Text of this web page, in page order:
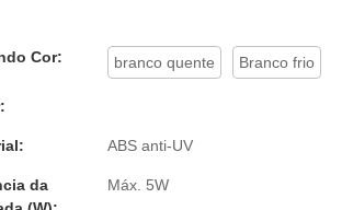
Cor: branco quente Branco frio
ABS anti-UV
da
Máx. 5W